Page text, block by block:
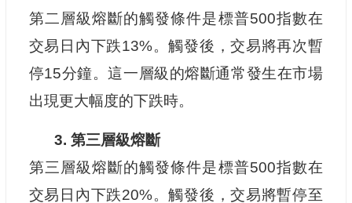
第二層級熔斷的觸發條件是標普500指數在
交易日內下跌13%。觸發後，交易將再次暫
停15分鐘。這一層級的熔斷通常發生在市場
出現更大幅度的下跌時。
3. 第三層級熔斷
第三層級熔斷的觸發條件是標普500指數在
交易日內下跌20%。觸發後，交易將暫停至